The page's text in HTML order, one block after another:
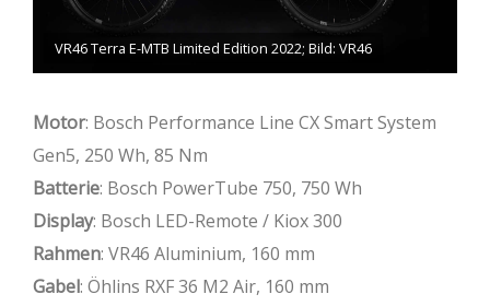
VR46 Terra E-MTB Limited Edition 2022; Bild: VR46
Motor: Bosch Performance Line CX Smart System
Gen5, 250 Wh, 85 Nm
Batterie: Bosch PowerTube 750, 750 Wh
Display: Bosch LED-Remote / Kiox 300
Rahmen: VR46 Aluminium, 160 mm
Gabel: Öhlins RXF 36 M2 Air, 160 mm